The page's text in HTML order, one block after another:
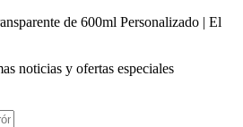
noticias y ofertas especiales